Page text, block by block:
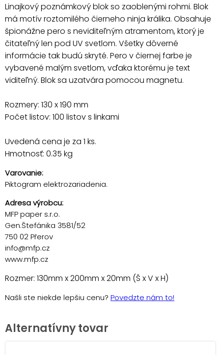
Linajkový poznámkový blok so zaoblenými rohmi. Blok
má motív roztomilého čierneho ninja králika. Obsahuje
špionážne pero s neviditeľným atramentom, ktorý je
čitateľný len pod UV svetlom. Všetky dôverné
informácie tak budú skryté. Pero v čiernej farbe je
vybavené malým svetlom, vďaka ktorému je text
viditeľný. Blok sa uzatvára pomocou magnetu.
Rozmery: 130 x 190 mm
Počet listov: 100 listov s linkami
Uvedená cena je za 1 ks.
Hmotnosť: 0.35 kg
Varovanie:
Piktogram elektrozariadenia.
Adresa výrobcu:
MFP paper s.r.o.
Gen.Štefánika 3581/52
750 02 Přerov
info@mfp.cz
www.mfp.cz
Rozmer: 130mm x 200mm x 20mm (Š x V x H)
Našli ste niekde lepšiu cenu? Povedzte nám to!
Alternatívny tovar